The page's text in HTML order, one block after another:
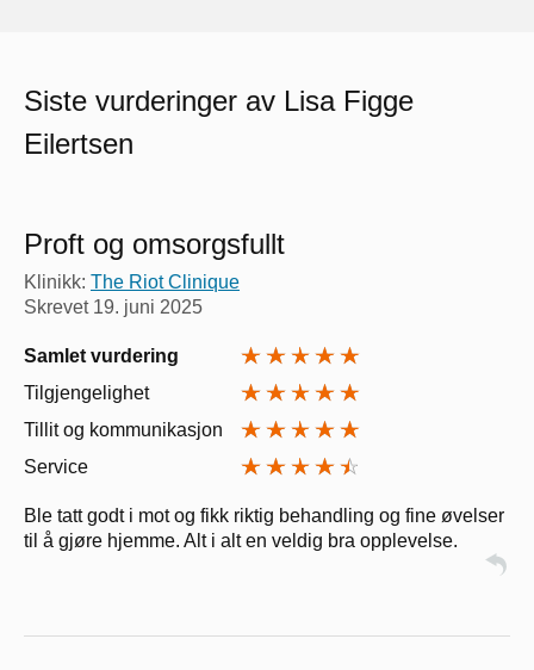
Siste vurderinger av Lisa Figge
Eilertsen
Proft og omsorgsfullt
Klinikk: The Riot Clinique
Skrevet 19. juni 2025
Samlet vurdering
Tilgjengelighet
Tillit og kommunikasjon
Service
Ble tatt godt i mot og fikk riktig behandling og fine øvelser
til å gjøre hjemme. Alt i alt en veldig bra opplevelse.